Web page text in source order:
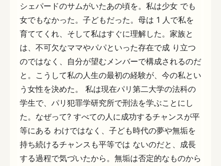
シェパードのサムがいたあの頃を。私は少女 でも
女でもなかった。子どもだった。母は 1 人で私を
育ててくれ、そして私はすぐに理解した。家族と
は、不可欠なママやパパといった存在で成 り立つ
のではなく、自分が望むメンバーで構成されるのだ
と。こうして私の人生の最初の経験が、今の私とい
う女性を決めた。 私は現在パリ第二大学の法科の
学生で、パリ犯罪学研究所で刑法を学ぶことにし
た。なぜって? すべての人に成功するチャンスが平
等にある わけではなく、子ども時代の夢や無垢を
持ち続けるチャンスも平等では ないのだと、成長
する過程で気づいたから。無垢は否定的なものから